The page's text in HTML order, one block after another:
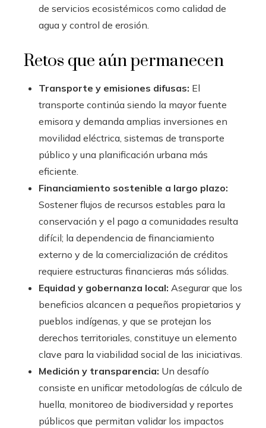
de servicios ecosistémicos como calidad de
agua y control de erosión.
Retos que aún permanecen
Transporte y emisiones difusas: El
transporte continúa siendo la mayor fuente
emisora y demanda amplias inversiones en
movilidad eléctrica, sistemas de transporte
público y una planificación urbana más
eficiente.
Financiamiento sostenible a largo plazo:
Sostener flujos de recursos estables para la
conservación y el pago a comunidades resulta
difícil; la dependencia de financiamiento
externo y de la comercialización de créditos
requiere estructuras financieras más sólidas.
Equidad y gobernanza local: Asegurar que los
beneficios alcancen a pequeños propietarios y
pueblos indígenas, y que se protejan los
derechos territoriales, constituye un elemento
clave para la viabilidad social de las iniciativas.
Medición y transparencia: Un desafío
consiste en unificar metodologías de cálculo de
huella, monitoreo de biodiversidad y reportes
públicos que permitan validar los impactos